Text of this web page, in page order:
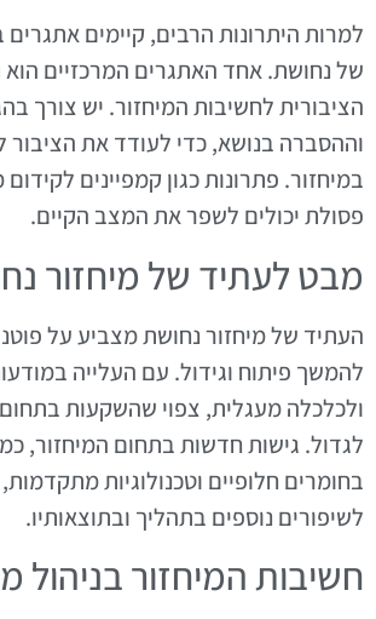
למרות היתרונות הרבים, קיימים
של נחושת. אחד האתגרים המרכזיים
הציבורית לחשיבות המיחזור. יש צורך
וההסברה בנושא, כדי לעודד את
במיחזור. פתרונות כגון קמפיינים לקידום
פסולת יכולים לשפר את המצב הקיים.
מבט לעתיד של מיחזור
העתיד של מיחזור נחושת מצביע על
להמשך פיתוח וגידול. עם העלייה
ולכלכלה מעגלית, צפוי שהשקעות בתחום
לגדול. גישות חדשות בתחום המיחזור,
בחומרים חלופיים וטכנולוגיות
לשיפורים נוספים בתהליך ובתוצאותיו.
חשיבות המיחזור בניהול